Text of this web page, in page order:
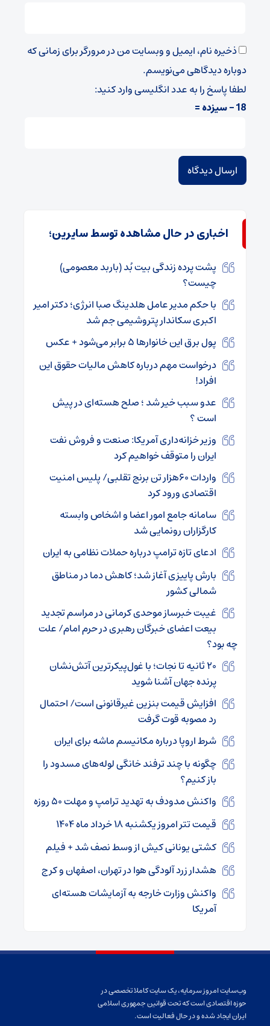
ذخیره نام، ایمیل و وبسایت من در مرورگر برای زمانی که
دوباره دیدگاهی می‌نویسم.
لطفا پاسخ را به عدد انگلیسی وارد کنید:
18 − سیزده =
اخباری در حال مشاهده توسط سایرین؛
پشت پرده زندگی بیت بُد (باربد معصومی)
چیست؟
با حکم مدیر عامل هلدینگ صبا انرژی؛ دکتر امیر
اکبری سکاندار پتروشیمی جم شد
پول برق این خانوار‌ها ۵ برابر می‌شود + عکس
درخواست مهم درباره کاهش مالیات حقوق این
افراد!
عدو سبب خیر شد ؛ صلح هسته‌ای در پیش
است ؟
وزیر خزانه‌داری آمریکا: صنعت و فروش نفت
ایران را متوقف خواهیم کرد
واردات ۶۰هزار تن برنج تقلبی/ پلیس امنیت
اقتصادی ورود کرد
سامانه جامع امور اعضا و اشخاص وابسته
کارگزاران رونمایی شد
ادعای تازه ترامپ درباره حملات نظامی به ایران
بارش پاییزی آغاز شد؛ کاهش دما در مناطق
شمالی کشور
غیبت خبرساز موحدی کرمانی در مراسم تجدید
بیعت اعضای خبرگان رهبری در حرم امام/ علت
چه بود؟
۲۰ ثانیه تا نجات؛ با غول‌پیکرترین آتش‌نشان
پرنده جهان آشنا شوید
افزایش قیمت بنزین غیرقانونی است/ احتمال
رد مصوبه قوت گرفت
شرط اروپا درباره مکانیسم ماشه برای ایران
چگونه با چند ترفند خانگی لوله‌های مسدود را
باز کنیم؟
واکنش مدودف به تهدید ترامپ و مهلت ۵۰ روزه
قیمت تتر امروز یکشنبه ۱۸ خرداد ماه ۱۴۰۴
کشتی یونانی کیش از وسط نصف شد + فیلم
هشدار زرد آلودگی هوا در تهران، اصفهان و کرج
واکنش وزارت خارجه به آزمایشات هسته‌ای
آمریکا
وب‌سایت امروز سرمایه، یک سایت کاملا تخصصی در
حوزه اقتصادی است که تحت قوانین جمهوری اسلامی
ایران ایجاد شده و در حال فعالیت است.